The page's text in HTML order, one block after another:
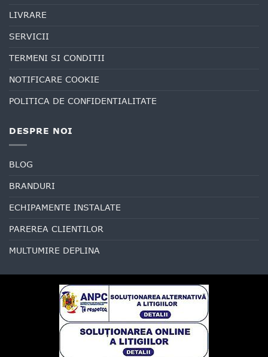
LIVRARE
SERVICII
TERMENI SI CONDITII
NOTIFICARE COOKIE
POLITICA DE CONFIDENTIALITATE
DESPRE NOI
BLOG
BRANDURI
ECHIPAMENTE INSTALATE
PAREREA CLIENTILOR
MULTUMIRE DEPLINA